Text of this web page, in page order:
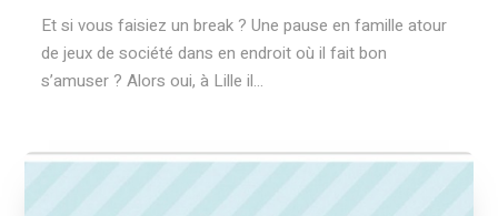
Et si vous faisiez un break ? Une pause en famille atour
de jeux de société dans en endroit où il fait bon
s’amuser ? Alors oui, à Lille il...